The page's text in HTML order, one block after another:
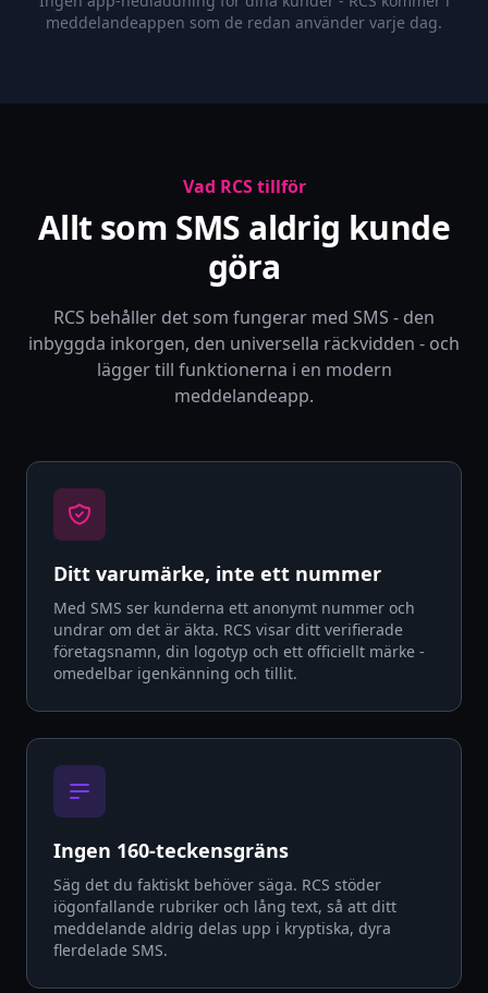
meddelandeappen som de redan använder varje dag.
Vad RCS tillför
Allt som SMS aldrig kunde
göra
RCS behåller det som fungerar med SMS - den
inbyggda inkorgen, den universella räckvidden - och
lägger till funktionerna i en modern
meddelandeapp.
Ditt varumärke, inte ett nummer
Med SMS ser kunderna ett anonymt nummer och
undrar om det är äkta. RCS visar ditt verifierade
företagsnamn, din logotyp och ett officiellt märke -
omedelbar igenkänning och tillit.
Ingen 160-teckensgräns
Säg det du faktiskt behöver säga. RCS stöder
iögonfallande rubriker och lång text, så att ditt
meddelande aldrig delas upp i kryptiska, dyra
flerdelade SMS.